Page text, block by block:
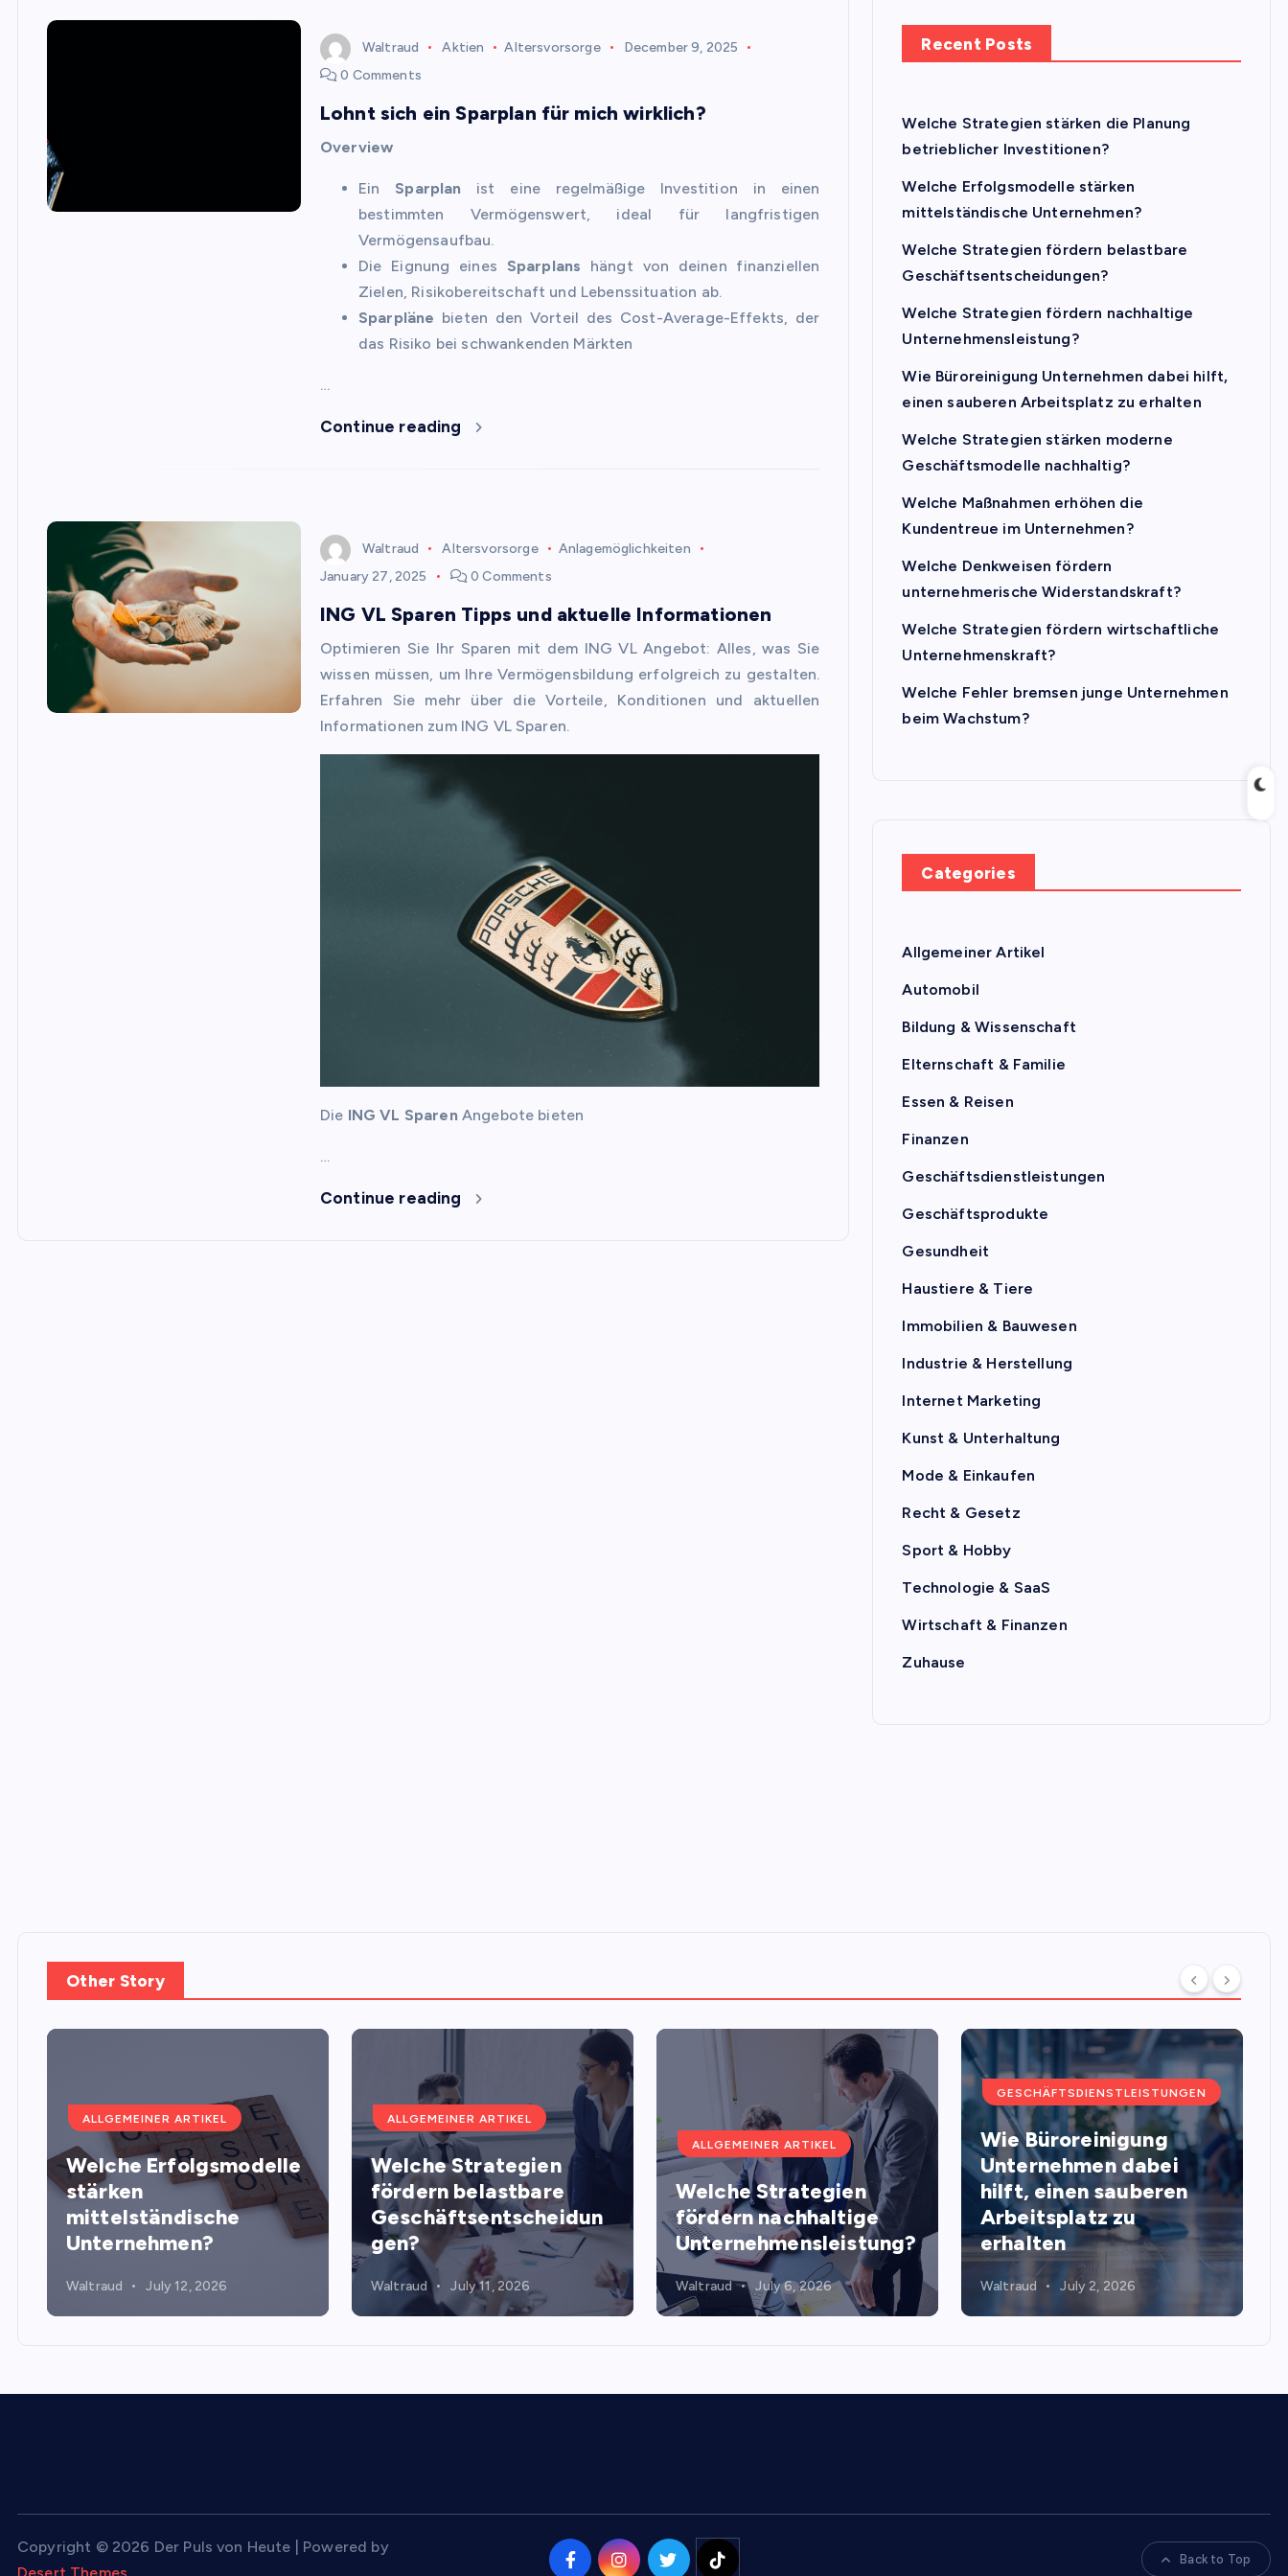
Waltraud Aktien Altersvorsorge
December 9, 2025
0 Comments
Lohnt sich ein Sparplan für mich wirklich?
Overview
Ein Sparplan ist eine regelmäßige Investition in einen
bestimmten Vermögenswert, ideal für langfristigen
Vermögensaufbau.
Die Eignung eines Sparplans hängt von deinen finanziellen
Zielen, Risikobereitschaft und Lebenssituation ab.
Sparpläne bieten den Vorteil des Cost-Average-Effekts, der
das Risiko bei schwankenden Märkten
…
Continue reading
Waltraud Altersvorsorge
Anlagemöglichkeiten
January 27, 2025
0 Comments
ING VL Sparen Tipps und aktuelle Informationen
Optimieren Sie Ihr Sparen mit dem ING VL Angebot: Alles, was Sie
wissen müssen, um Ihre Vermögensbildung erfolgreich zu gestalten.
Erfahren Sie mehr über die Vorteile, Konditionen und aktuellen
Informationen zum ING VL Sparen.
Die ING VL Sparen Angebote bieten
…
Continue reading
Recent Posts
Welche Strategien stärken die Planung
betrieblicher Investitionen?
Welche Erfolgsmodelle stärken
mittelständische Unternehmen?
Welche Strategien fördern belastbare
Geschäftsentscheidungen?
Welche Strategien fördern nachhaltige
Unternehmensleistung?
Wie Büroreinigung Unternehmen dabei hilft,
einen sauberen Arbeitsplatz zu erhalten
Welche Strategien stärken moderne
Geschäftsmodelle nachhaltig?
Welche Maßnahmen erhöhen die
Kundentreue im Unternehmen?
Welche Denkweisen fördern
unternehmerische Widerstandskraft?
Welche Strategien fördern wirtschaftliche
Unternehmenskraft?
Welche Fehler bremsen junge Unternehmen
beim Wachstum?
Categories
Allgemeiner Artikel
Automobil
Bildung & Wissenschaft
Elternschaft & Familie
Essen & Reisen
Finanzen
Geschäftsdienstleistungen
Geschäftsprodukte
Gesundheit
Haustiere & Tiere
Immobilien & Bauwesen
Industrie & Herstellung
Internet Marketing
Kunst & Unterhaltung
Mode & Einkaufen
Recht & Gesetz
Sport & Hobby
Technologie & SaaS
Wirtschaft & Finanzen
Zuhause
Other Story
ALLGEMEINER ARTIKEL
Welche Erfolgsmodelle
stärken
mittelständische
Unternehmen?
Waltraud July 12, 2026
ALLGEMEINER ARTIKEL
Welche Strategien
fördern belastbare
Geschäftsentscheidun
gen?
Waltraud July 11, 2026
ALLGEMEINER ARTIKEL
Welche Strategien
fördern nachhaltige
Unternehmensleistung?
Waltraud July 6, 2026
GESCHÄFTSDIENSTLEISTUNGEN
Wie Büroreinigung
Unternehmen dabei
hilft, einen sauberen
Arbeitsplatz zu
erhalten
Waltraud July 2, 2026
Copyright © 2026 Der Puls von Heute | Powered by
Desert Themes
Back to Top